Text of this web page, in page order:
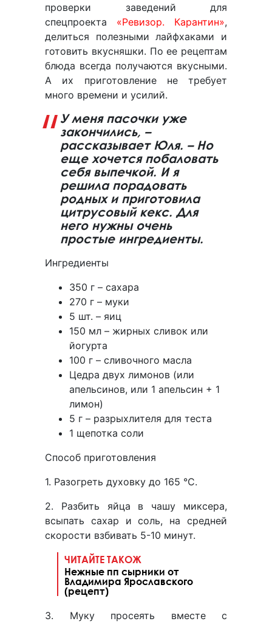
проверки заведений для
спецпроекта «Ревизор. Карантин»,
делиться полезными лайфхаками и
готовить вкусняшки. По ее рецептам
блюда всегда получаются вкусными.
А их приготовление не требует
много времени и усилий.
У меня пасочки уже
закончились, –
рассказывает Юля. – Но
еще хочется побаловать
себя выпечкой. И я
решила порадовать
родных и приготовила
цитрусовый кекс. Для
него нужны очень
простые ингредиенты.
Ингредиенты
350 г – сахара
270 г – муки
5 шт. – яиц
150 мл – жирных сливок или
йогурта
100 г – сливочного масла
Цедра двух лимонов (или
апельсинов, или 1 апельсин + 1
лимон)
5 г – разрыхлителя для теста
1 щепотка соли
Способ приготовления
1. Разогреть духовку до 165 °С.
2. Разбить яйца в чашу миксера,
всыпать сахар и соль, на средней
скорости взбивать 5-10 минут.
ЧИТАЙТЕ ТАКОЖ
Нежные пп сырники от
Владимира Ярославского
(рецепт)
3. Муку просеять вместе с